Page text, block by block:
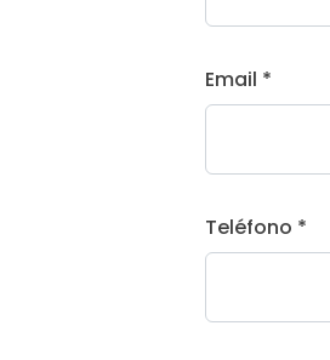
Email *
Teléfono *